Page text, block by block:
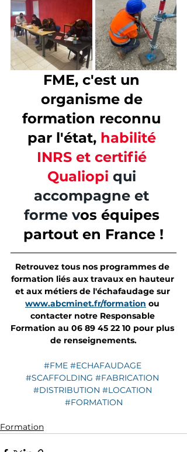
FME, c'est un
organisme de
formation reconnu
par l'état, habilité
INRS et certifié
Qualiopi qui
accompagne et
forme vos équipes
partout en France !
Retrouvez tous nos programmes de
formation liés aux travaux en hauteur
et aux métiers de l'échafaudage sur
www.abcminet.fr/formation ou
contacter notre Responsable
Formation au 06 89 45 22 10 pour plus
de renseignements.
#FME #ECHAFAUDAGE
#SCAFFOLDING #FABRICATION
#DISTRIBUTION #LOCATION
#FORMATION
Formation